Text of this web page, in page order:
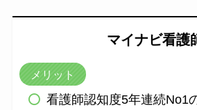
マイナビ看護
メリット
看護師認知度5年連続No1